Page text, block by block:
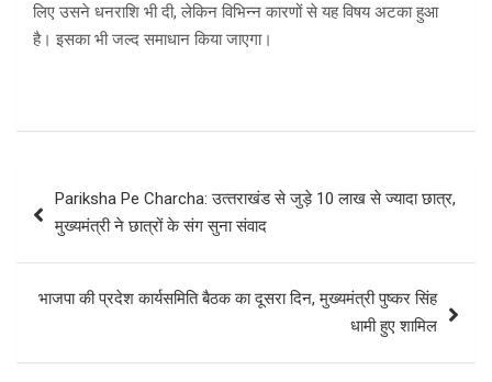
लिए उसने धनराशि भी दी, लेकिन विभिन्न कारणों से यह विषय अटका हुआ
है। इसका भी जल्द समाधान किया जाएगा।
navigation
Pariksha Pe Charcha: उत्‍तराखंड से जुड़े 10 लाख से ज्‍यादा छात्र,
मुख्‍यमंत्री ने छात्रों के संग सुना संवाद
भाजपा की प्रदेश कार्यसमिति बैठक का दूसरा दिन, मुख्यमंत्री पुष्‍कर सिंह
धामी हुए शामिल